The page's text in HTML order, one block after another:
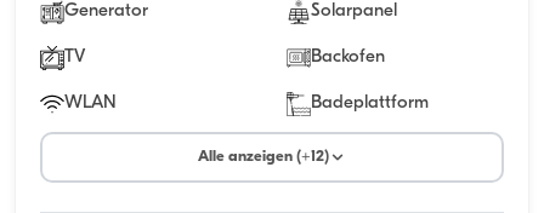
Generator Solarpanel
TV Backofen
WLAN Badeplattform
Alle anzeigen (+12)